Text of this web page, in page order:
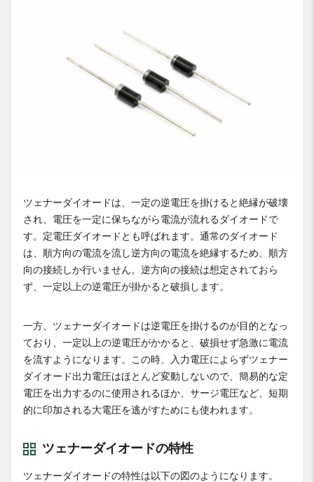
ツェナーダイオードは、一定の逆電圧を掛けると絶縁が破壊
され、電圧を一定に保ちながら電流が流れるダイオードで
す。定電圧ダイオードとも呼ばれます。通常のダイオード
は、順方向の電流を流し逆方向の電流を絶縁するため、順方
向の接続しか行いません。逆方向の接続は想定されておら
ず、一定以上の逆電圧が掛かると破損します。
一方、ツェナーダイオードは逆電圧を掛けるのが目的となっ
ており、一定以上の逆電圧がかかると、破損せず急激に電流
を流すようになります。この時、入力電圧によらずツェナー
ダイオード出力電圧はほとんど変動しないので、簡易的な定
電圧を出力するのに使用されるほか、サージ電圧など、短期
的に印加される大電圧を逃がすためにも使われます。
ツェナーダイオードの特性
ツェナーダイオードの特性は以下の図のようになります。